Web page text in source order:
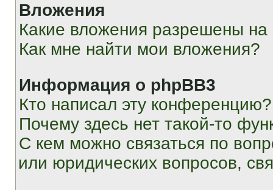
Вложения
Какие вложения разрешены
Как мне найти мои вложения?
Информация о phpBB3
Кто написал эту конференцию?
Почему здесь нет такой-то
С кем можно связаться по
или юридических вопросов,